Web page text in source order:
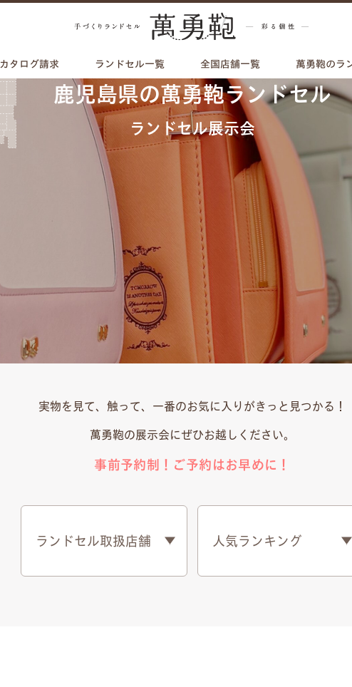
カタログ請求 ランドセル一覧 全国店舗一覧 萬勇鞄のラ
鹿児島県の萬勇鞄ランドセル
ランドセル展示会
実物を見て、触って、一番のお気に入りがきっと見つかる！
萬勇鞄の展示会にぜひお越しください。
事前予約制！ご予約はお早めに！
ランドセル取扱店舗 人気ランキング